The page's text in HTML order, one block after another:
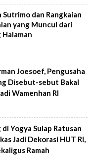
Sutrimo dan Rangkaian
yang Muncul dari
Halaman
Joesoef, Pengusaha
Disebut-sebut Bakal
Wamenhan RI
di Yogya Sulap Ratusan
Jadi Dekorasi HUT RI,
Ramah